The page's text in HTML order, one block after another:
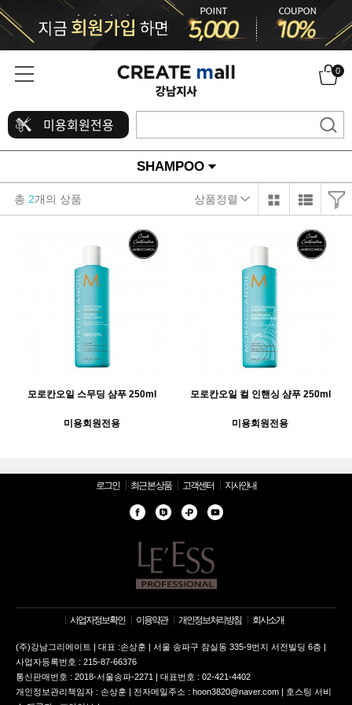
0
미용회원전용
SHAMPOO
총 2개의 상품 상품정렬
모로칸오일 스무딩 샴푸 250ml
미용회원전용
모로칸오일 컬 인핸싱 샴푸 250ml
미용회원전용
로그인 최근 본 상품 고객센터 지사안내
사업자정보확인 이용약관 개인정보처리방침 회사소개
(주)강남그리에이트 | 대표 :손상훈 | 서울 송파구 잠실동 335-9번지 서전빌딩 6층 |
사업자등록번호 : 215-87-66376
통신판매번호 : 2018-서울송파-2271 | 대표번호 : 02-421-4402
개인정보관리책임자 : 손상훈 | 전자메일주소 : hoon3820@naver.com | 호스팅 서비